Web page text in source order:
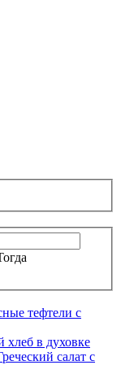
тефтели с
в духовке
салат с